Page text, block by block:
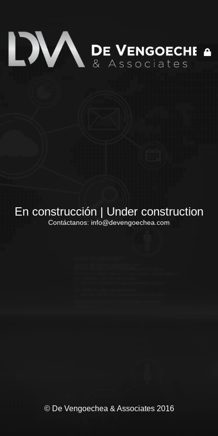
En construcción | Under construction
Contáctanos: info@devengoechea.com
© De Vengoechea & Associates 2016